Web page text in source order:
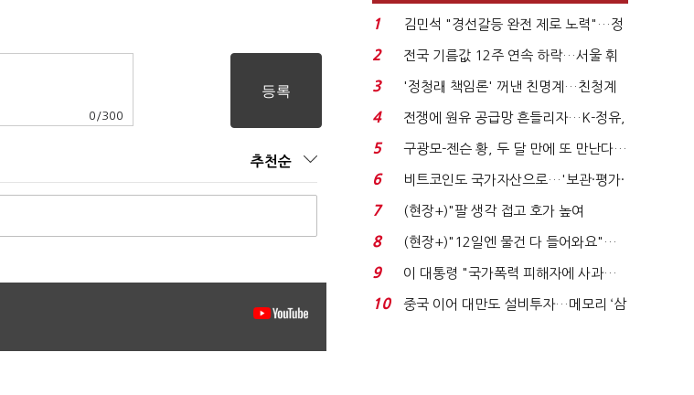
0 /300
추천순
1
김민석 "경선갈등 완전 제로 노력"…정
청래 "반명 공세 사...
2
전국 기름값 12주 연속 하락…서울 휘
발윳값 1909원...
3
'정청래 책임론' 꺼낸 친명계…친청계
는 추가투표 때리기...
4
전쟁에 원유 공급망 흔들리자…K-정유,
에너지안보 핵심...
5
구광모-젠슨 황, 두 달 만에 또 만난다…
로봇·AI 등 논...
6
비트코인도 국가자산으로…'보관·평가·
처분' 기준은 ...
7
(현장+)"팔 생각 접고 호가 높여
요"…'덜 똘똘한 한 채' 20...
8
(현장+)"12일엔 물건 다 들어와요"…
빈 매대 채우며 문 연 ...
9
이 대통령 "국가폭력 피해자에 사과…
적극적 조사로 진...
10
중국 이어 대만도 설비투자…메모리 ‘삼